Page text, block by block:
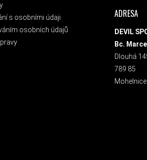
s osobními údaji
osobních údajů
ADRESA
DEVIL
Bc.
Dlouhá
789 85
Mohelnice